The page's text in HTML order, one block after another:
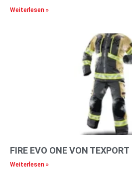
Weiterlesen »
FIRE EVO ONE VON TEXPORT
Weiterlesen »